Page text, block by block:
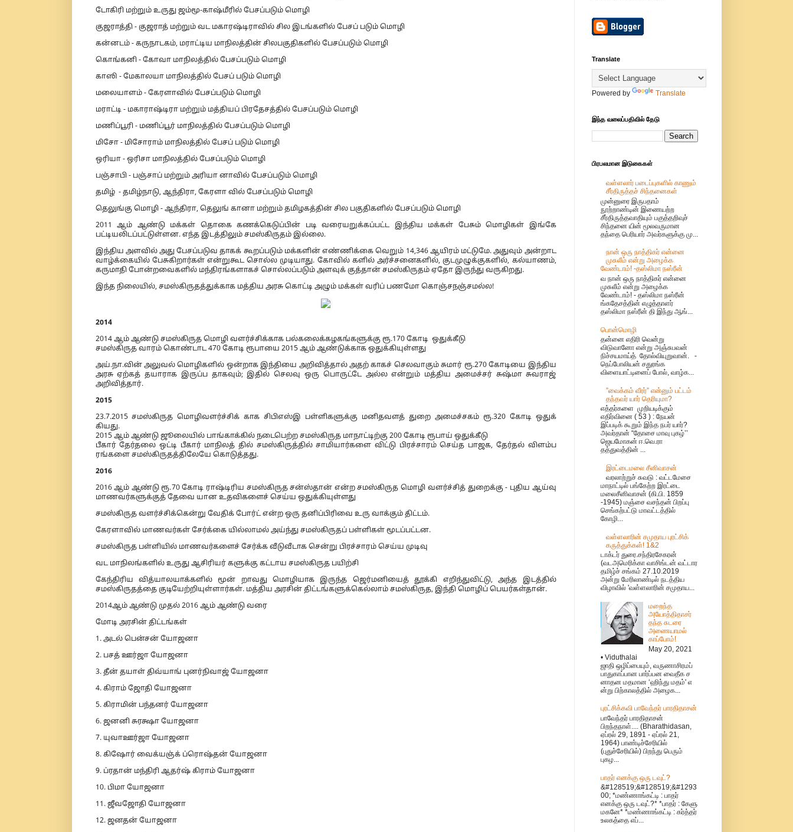
டோகிரி மற்றும் உருது ஜம்மூ-காஷ்மீரில் பேசப்படும் மொழி
குஜராத்தி - குஜராத் மற்றும் வட மகாரஷ்டிராவில் சில இடங்களில் பேசப் படும் மொழி
கன்னடம் - கருநாடகம், மராட்டிய மாநிலத்தின் சிலபகுதிகளில் பேசப்படும் மொழி
கொங்கனி - கோவா மாநிலத்தில் பேசப்படும் மொழி
காஸி - மேகாலயா மாநிலத்தில் பேசப் படும் மொழி
மலையாளம் - கேரளாவில் பேசப்படும் மொழி
மராட்டி - மகாராஷ்டிரா மற்றும் மத்தியப் பிரதேசத்தில் பேசப்படும் மொழி
மணிப்பூரி - மணிப்பூர் மாநிலத்தில் பேசப்படும் மொழி
மிசோ - மிசோராம் மாநிலத்தில் பேசப் படும் மொழி
ஒரியா - ஒரிசா மாநிலத்தில் பேசப்படும் மொழி
பஞ்சாபி - பஞ்சாப் மற்றும் அரியா னாவில் பேசப்படும் மொழி
தமிழ் - தமிழ்நாடு, ஆந்திரா, கேரளா வில் பேசப்படும் மொழி
தெலுங்கு மொழி - ஆந்திரா, தெலுங் கானா மற்றும் தமிழகத்தின் சில பகுதிகளில் பேசப்படும் மொழி
2011 ஆம் ஆண்டு மக்கள் தொகை கணக்கெடுப்பின் படி வரையறுக்கப்பட்ட இந்திய மக்கள் பேசும் மொழிகள் இங்கே
பட்டியலிடப்பட்டுள்ளன. எந்த இடத்திலும் சமஸ்கிருதம் இல்லை.
இந்திய அளவில் அது பேசப்படுவ தாகக் கூறப்படும் மக்களின் எண்ணிக்கை வெறும் 14,346 ஆயிரம் மட்டுமே. அதுவும் அன்றாட
வாழ்க்கையில் பேசுகிறார்கள் என்றுகூட சொல்ல முடியாது. கோவில் களில் அர்ச்சனைகளில், குடமுழுக்குகளில், கல்யாணம்,
கருமாதி போன்றவைகளில் மந்திரங்களாகச் சொல்லப்படும் அளவுக் குத்தான் சமஸ்கிருதம் ஏதோ இருந்து வருகிறது.
இந்த நிலையில், சமஸ்கிருதத்துக்காக மத்திய அரசு கொட்டி அழும் மக்கள் வரிப் பணமோ கொஞ்சநஞ்சமல்ல!
2014
2014 ஆம் ஆண்டு சமஸ்கிருத மொழி வளர்ச்சிக்காக பல்கலைக்கழகங்களுக்கு ரூ.170 கோடி ஒதுக்கீடு
சமஸ்கிருத வாரம் கொண்டாட 470 கோடி ரூபாயை 2015 ஆம் ஆண்டுக்காக ஒதுக்கியுள்ளது
அய்.நா.வின் அலுவல் மொழிகளில் ஒன்றாக இந்தியை அறிவித்தால் அதற் காகச் செலவாகும் சுமார் ரூ.270 கோடியை இந்திய
அரசு ஏற்கத் தயாராக இருப்ப தாகவும்; இதில் செலவு ஒரு பொருட்டே அல்ல என்றும் மத்திய அமைச்சர் சுஷ்மா சுவராஜ்
அறிவித்தார்.
2015
23.7.2015 சமஸ்கிருத மொழிவளர்ச்சிக் காக சிபிஎஸ்இ பள்ளிகளுக்கு மனிதவளத் துறை அமைச்சகம் ரூ.320 கோடி ஒதுக்
கியது.
2015 ஆம் ஆண்டு ஜூலையில் பாங்காக்கில் நடைபெற்ற சமஸ்கிருத மாநாட்டிற்கு 200 கோடி ரூபாய் ஒதுக்கீடு
பீகார் தேர்தலை ஒட்டி பீகார் மாநிலத் தில் சமஸ்கிருத்தில் சாமியார்களை விட்டு பிரச்சாரம் செய்த பாஜக, தேர்தல் விளம்ப
ரங்களை சமஸ்கிருதத்திலேயே கொடுத்தது.
2016
2016 ஆம் ஆண்டு ரூ.70 கோடி ராஷ்டிரிய சமஸ்கிருத சன்ஸ்தான் என்ற சமஸ்கிருத மொழி வளர்ச்சித் துறைக்கு - புதிய ஆய்வு
மாணவர்களுக்குத் தேவை யான உதவிகளைச் செய்ய ஒதுக்கியுள்ளது
சமஸ்கிருத வளர்ச்சிக்கென்று வேதிக் போர்ட் என்ற ஒரு தனிப்பிரிவை உரு வாக்கும் திட்டம்.
கேரளாவில் மாணவர்கள் சேர்க்கை யில்லாமல் அய்ந்து சமஸ்கிருதப் பள்ளிகள் மூடப்பட்டன.
சமஸ்கிருத பள்ளியில் மாணவர்களைச் சேர்க்க வீடுவீடாக சென்று பிரச்சாரம் செய்ய முடிவு
வட மாநிலங்களில் உருது ஆசிரியர் களுக்கு கட்டாய சமஸ்கிருத பயிற்சி
கேந்திரிய வித்யாலயாக்களில் மூன் றாவது மொழியாக இருந்த ஜெர்மனியைத் தூக்கி எறிந்துவிட்டு, அந்த இடத்தில்
சமஸ்கிருதத்தை குடியேற்றியுள்ளார்கள். மத்திய அரசின் திட்டங்களுக்கெல்லாம் சமஸ்கிருத, இந்தி மொழிப் பெயர்கள்தான்.
2014ஆம் ஆண்டு முதல் 2016 ஆம் ஆண்டு வரை
மோடி அரசின் திட்டங்கள்
1. அடல் பென்சன் யோஜனா
2. பசத் ஊர்ஜா யோஜனா
3. தீன் தயாள் திவ்யாங் புனர்நிவாஜ் யோஜனா
4. கிராம் ஜோதி யோஜனா
5. கிராமின் பந்தனர் யோஜனா
6. ஜனனி சுரக்ஷா யோஜனா
7. யுவாஊர்ஜா யோஜனா
8. கிஷோர் வைக்யஞ்க் ப்ரொஷ்தன் யோஜனா
9. ப்ரதான் மந்திரி ஆதர்ஷ் கிராம் யோஜனா
10. பிமா யோஜனா
11. ஜீவஜோதி யோஜனா
12. ஜனதன் யோஜனா
Translate
Powered by Translate
இந்த வலைப்பதிவில் தேடு
பிரபலமான இடுகைகள்
வள்ளலார் படைப்புகளில் காணும்
சீர்திருத்தச் சிந்தனைகள்
முன்னுரை இருபதாம்
நூற்றாண்டின் இணையற்ற
சீர்திருத்தவாதியும் பகுத்தறிவுச்
சிந்தனை யின் மூலவருமான
தந்தை பெரியார் அவர்களுக்கு மு...
நான் ஒரு நாத்திகர் என்னை
முசுலீம் என்று அழைக்க
வேண்டாம்! -தஸ்லிமா நஸ்ரீன்
வ நான் ஒரு நாத்திகர் என்னை
முசுலீம் என்று அழைக்க
வேண்டாம்! - தஸ்லிமா நஸ்ரீன்
ங்கதேசத்தின் எழுத்தாளர்
தஸ்லிமா நஸ்ரீன் தி இந்து ஆங்...
பொன்மொழி
தன்னை எதிரி வென்று
விடுவானோ என்று அஞ்சுபவன்
நிச்சயமாய்த் தோல்வியுறுவான். -
நெப்போலியன் சதுரங்க
விளையாட்டினைப் போல், வாழ்க...
”வைக்கம் வீரர்” என்னும் பட்டம்
தந்தவர் யார் தெரியுமா?
எத்தர்களை முறியடிக்கும்
எதிர்வினை ( 53 ) : நேயன்
இப்படிக் கூறும் இந்த நபர் யார்?
அவர்தான் “தோசை மாவு புகழ்’’
ஜெயமோகன் ஈ.வெ.ரா
தத்துவத்தின் ...
இரட்டைமலை சீனிவாசன்
வரலாற்றுச் சுவடு : வட்டமேசை
மாநாட்டில் பங்கேற்ற இரட்டை
மலைசீனிவாசன் (கி.பி. 1859
-1945) மஞ்சை வசந்தன் பிறப்பு
செங்கற்பட்டு மாவட்டத்தில்
கோழி...
வள்ளலாரின் சமுதாய புரட்சிக்
கருத்துக்கள்! 1&2
டாக்டர் துரை.சந்திரசேகரன்
(வடஅமெரிக்கா வாசிங்டன் வட்டார
தமிழ்ச் சங்கம் 27.10.2019
அன்று மேரிலாண்டில் நடத்திய
விழாவில் 'வள்ளலாரின் சமுதாய...
மறைந்த
அயோத்திதாசர்
தந்த சுடரை
அணையாமல்
காப்போம்!
May 20, 2021
• Viduthalai
ஜாதி ஒழிப்பையும், வருணாசிரமப்
பாதுகாப்பான பார்ப்பன வைதீக ச
னாதன மதமான ‘ஹிந்து மதம்' எ
ன்று பிற்காலத்தில் அழைக...
புரட்சிக்கவி பாவேந்தர் பாரதிதாசன்
பாவேந்தர் பாரதிதாசன்
பிறந்தநாள்.... (Bharathidasan,
ஏப்ரல் 29, 1891 - ஏப்ரல் 21,
1964) பாண்டிச்சேரியில்
(புதுச்சேரியில்) பிறந்து பெரும்
புகழ...
பாதர் எனக்கு ஒரு டவுட்?
&#128519;&#128519;&#1293
00; *மண்ணாங்கட்டி : பாதர்
எனக்கு ஒரு டவுட்?* *பாதர் : கேளு
மகனே* *மண்ணாங்கட்டி : கர்த்தர்
உலகத்தை எப்...